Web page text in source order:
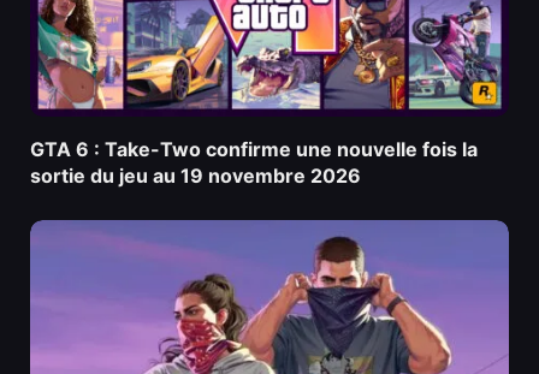
GTA 6 : Take-Two confirme une nouvelle fois la
sortie du jeu au 19 novembre 2026